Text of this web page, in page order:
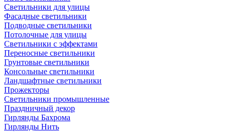
Светильники для улицы
Фасадные светильники
Подводные светильники
Потолочные для улицы
Светильники с эффектами
Переносные светильники
Грунтовые светильники
Консольные светильники
Ландшафтные светильники
Прожекторы
Светильники промышленные
Праздничный декор
Гирлянды Бахрома
Гирлянды Нить